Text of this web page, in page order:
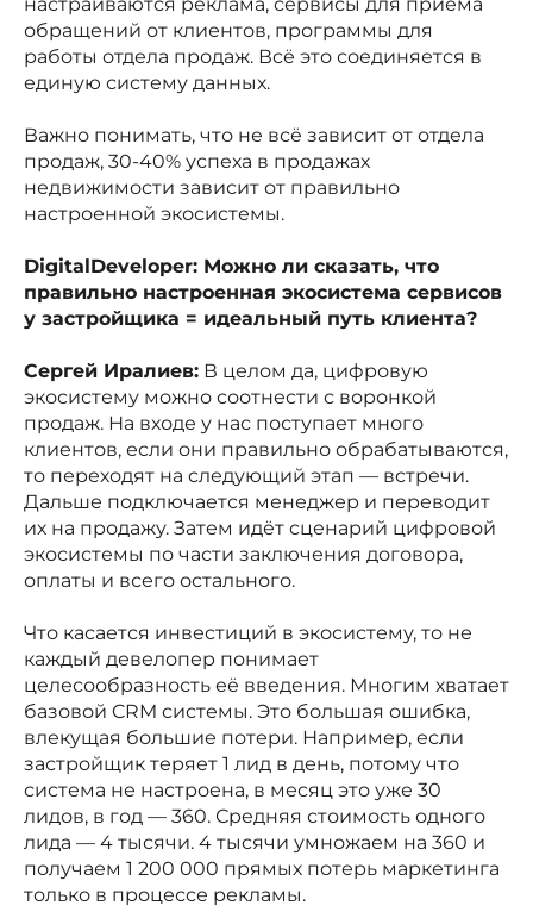
обращений от клиентов, программы для
работы отдела продаж. Всё это соединяется в
единую систему данных.
Важно понимать, что не всё зависит от отдела
продаж, 30-40% успеха в продажах
недвижимости зависит от правильно
настроенной экосистемы.
DigitalDeveloper: Можно ли сказать, что
правильно настроенная экосистема сервисов
у застройщика = идеальный путь клиента?
Сергей Иралиев: В целом да, цифровую
экосистему можно соотнести с воронкой
продаж. На входе у нас поступает много
клиентов, если они правильно обрабатываются,
то переходят на следующий этап — встречи.
Дальше подключается менеджер и переводит
их на продажу. Затем идёт сценарий цифровой
экосистемы по части заключения договора,
оплаты и всего остального.
Что касается инвестиций в экосистему, то не
каждый девелопер понимает
целесообразность её введения. Многим хватает
базовой CRM системы. Это большая ошибка,
влекущая большие потери. Например, если
застройщик теряет 1 лид в день, потому что
система не настроена, в месяц это уже 30
лидов, в год — 360. Средняя стоимость одного
лида — 4 тысячи. 4 тысячи умножаем на 360 и
получаем 1 200 000 прямых потерь маркетинга
только в процессе рекламы.